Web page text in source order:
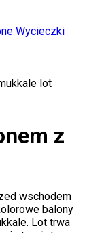
Wycieczki
lot
z
wschodem
balony
Lot trwa